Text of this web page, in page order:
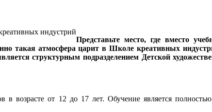
Представьте место, где вместо
такая атмосфера царит в Школе креативных
структурным подразделением Детской
в возрасте от 12 до 17 лет. Обучение является